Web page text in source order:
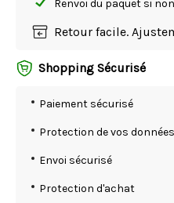
Renvoi du paquet si
Retour facile.
Shopping Sécurisé
Paiement sécurisé
Protection de vos données
Envoi sécurisé
Protection d'achat